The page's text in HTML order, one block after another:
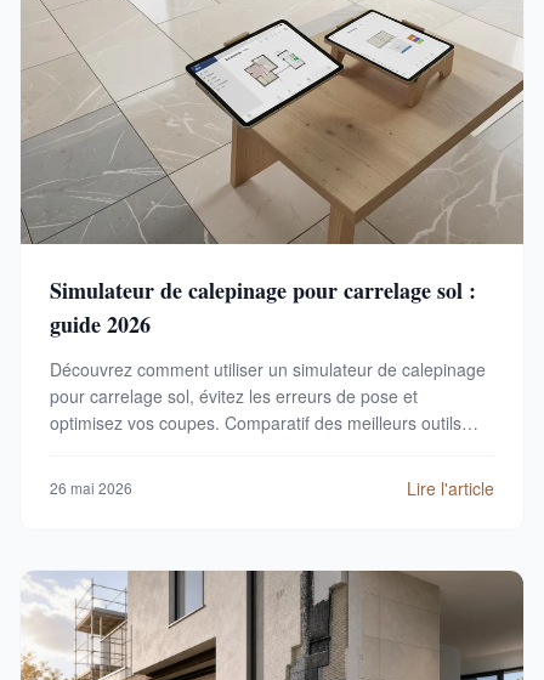
Simulateur de calepinage pour carrelage sol :
guide 2026
Découvrez comment utiliser un simulateur de calepinage
pour carrelage sol, évitez les erreurs de pose et
optimisez vos coupes. Comparatif des meilleurs outils
26 mai 2026 Lire l'article